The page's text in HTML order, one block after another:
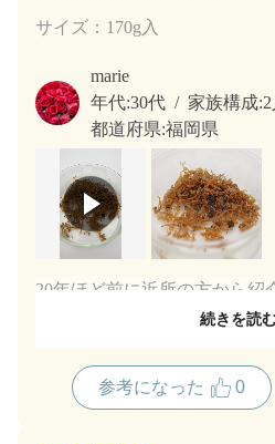
サイズ：170g入
marie
年代:30代 家族構成:2
都道府県:福岡県
20年ほど前に近所の方から紹
美味しいお米に出会えたので
売されていることに
続きを読
参考になった 0